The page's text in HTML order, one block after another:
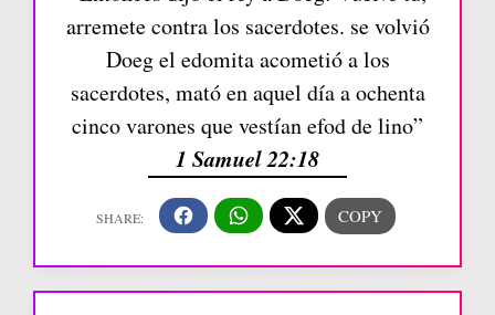
arremete contra los sacerdotes. se volvió
Doeg el edomita acometió a los
sacerdotes, mató en aquel día a ochenta
cinco varones que vestían efod de lino”
1 Samuel 22:18